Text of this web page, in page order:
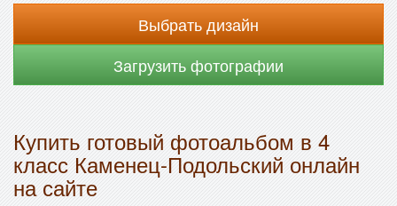
Выбрать дизайн
Загрузить фотографии
Купить готовый фотоальбом в 4
класс Каменец-Подольский онлайн
на сайте